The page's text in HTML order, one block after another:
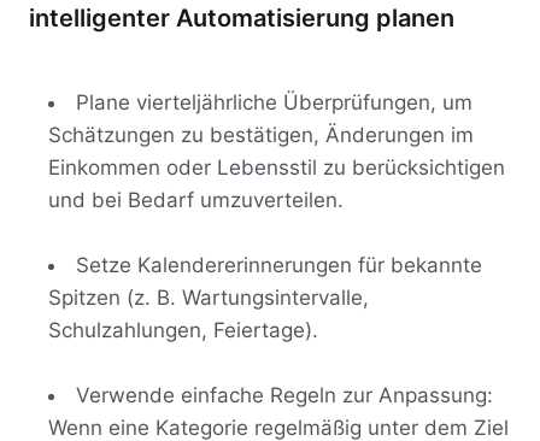
intelligenter Automatisierung planen
Plane vierteljährliche Überprüfungen, um
Schätzungen zu bestätigen, Änderungen im
Einkommen oder Lebensstil zu berücksichtigen
und bei Bedarf umzuverteilen.
Setze Kalendererinnerungen für bekannte
Spitzen (z. B. Wartungsintervalle,
Schulzahlungen, Feiertage).
Verwende einfache Regeln zur Anpassung:
Wenn eine Kategorie regelmäßig unter dem Ziel